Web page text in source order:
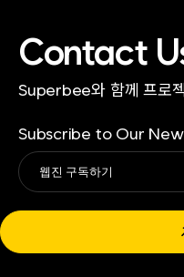
Contact
Superbee와 함께 프로
Subscribe to Our
Alternative: